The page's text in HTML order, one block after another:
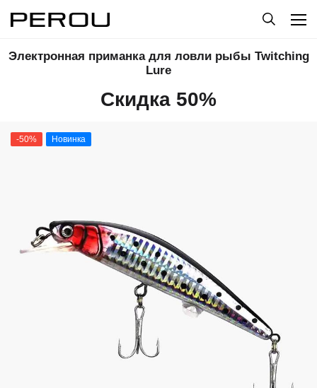
Электронная приманка для ловли рыбы Twitching
Lure
Скидка 50%
-50% Новинка